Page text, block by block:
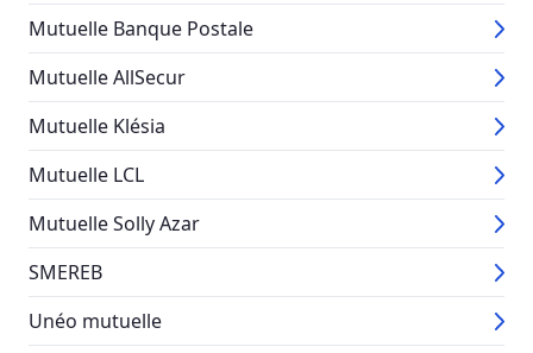
Mutuelle Banque Postale
Mutuelle AllSecur
Mutuelle Klésia
Mutuelle LCL
Mutuelle Solly Azar
SMEREB
Unéo mutuelle